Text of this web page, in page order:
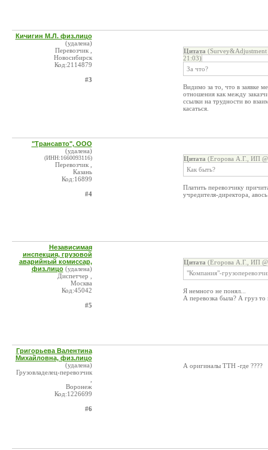
Кичигин М.Л. физ.лицо
(удалена)
Перевозчик ,
Новосибирск
Код:2114879
#3
Цитата (Survey&Adjustment
21:03)
За что?
Видимо за то, что в заявке
отношения как между
ссылки на трудности во
касаться.
"Трансавто", ООО
(удалена)
(ИНН:1660093116)
Перевозчик ,
Казань
Код:16899
#4
Цитата (Егорова А.Г., ИП
Как быть?
Платить перевозчику
учредителя-директора,
Независимая
инспекция, грузовой
аварийный комиссар,
физ.лицо (удалена)
Диспетчер ,
Москва
Код:45042
#5
Цитата (Егорова А.Г., ИП
"Компания"-
Я немного не понял...
А перевозка была? А груз то
Григорьева Валентина
Михайловна, физ.лицо
(удалена)
Грузовладелец-перевозчик
Воронеж
Код:1226699
#6
А оригиналы ТТН -где ????